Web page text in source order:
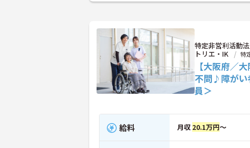
特定非営利活動
トリエ・IK
特
【大阪府／
不問♪障がい
員＞
給料 月収 20.1万円～